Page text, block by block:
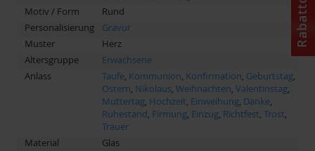
Motiv / Form
Rund
Personalisierung
Gravur
Muster
Herz
Altersgruppe
Erwachsene
Anlass
Taufe, Kommunion, Konfirmation, Geburtstag,
Ostern, Nikolaus, Weihnachten, Valentinstag,
Muttertag, Hochzeit, Einweihung, Danke,
Ruhestand, Firmung, Einzug, Richtfest, Trost,
Trauer
Material
Glas